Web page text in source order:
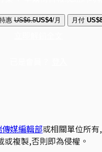
惠 US$6.5US$4/月 月付
媒編輯部或相關單位所
複製,否則即為侵權。